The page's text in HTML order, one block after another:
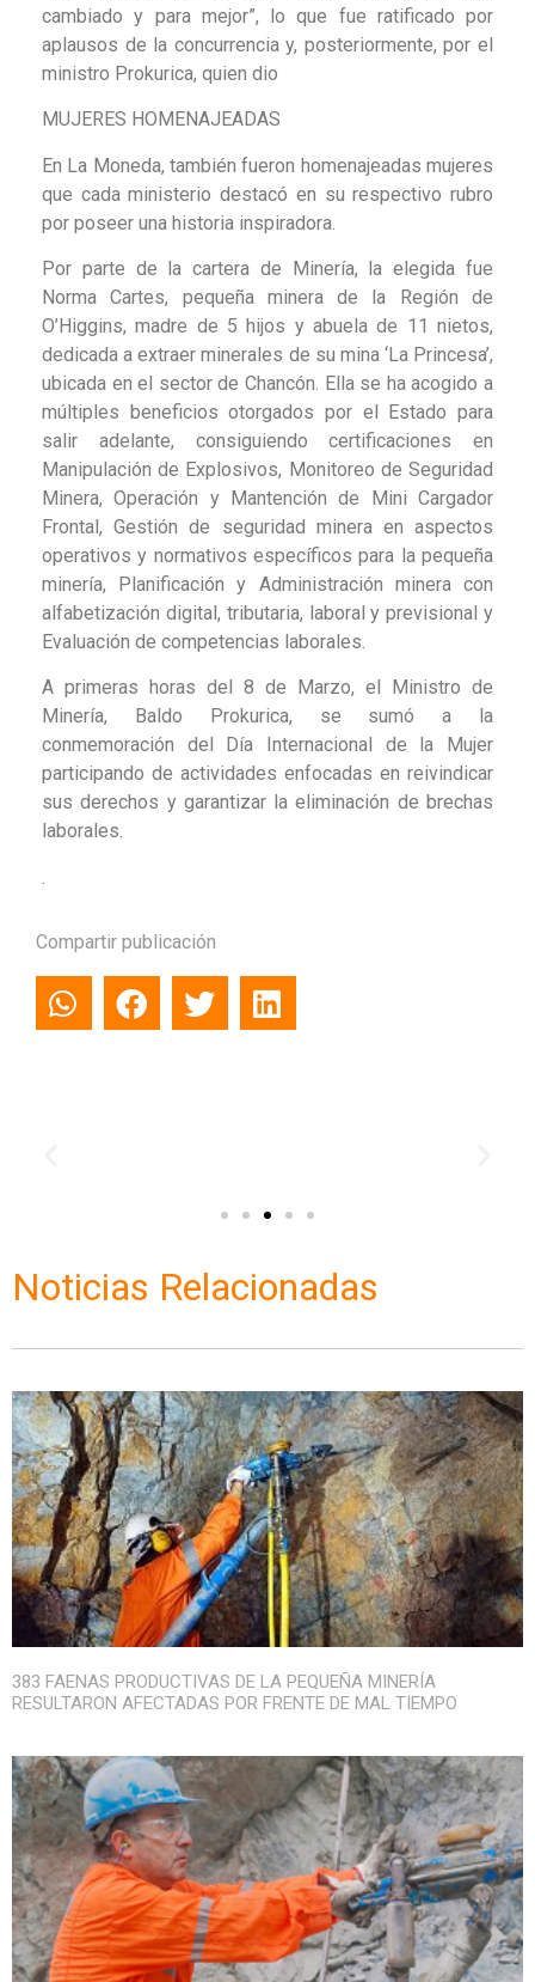
cambiado y para mejor”, lo que fue ratificado por
aplausos de la concurrencia y, posteriormente, por el
ministro Prokurica, quien dio
MUJERES HOMENAJEADAS
En La Moneda, también fueron homenajeadas mujeres
que cada ministerio destacó en su respectivo rubro
por poseer una historia inspiradora.
Por parte de la cartera de Minería, la elegida fue
Norma Cartes, pequeña minera de la Región de
O’Higgins, madre de 5 hijos y abuela de 11 nietos,
dedicada a extraer minerales de su mina ‘La Princesa’,
ubicada en el sector de Chancón. Ella se ha acogido a
múltiples beneficios otorgados por el Estado para
salir adelante, consiguiendo certificaciones en
Manipulación de Explosivos, Monitoreo de Seguridad
Minera, Operación y Mantención de Mini Cargador
Frontal, Gestión de seguridad minera en aspectos
operativos y normativos específicos para la pequeña
minería, Planificación y Administración minera con
alfabetización digital, tributaria, laboral y previsional y
Evaluación de competencias laborales.
A primeras horas del 8 de Marzo, el Ministro de
Minería, Baldo Prokurica, se sumó a la
conmemoración del Día Internacional de la Mujer
participando de actividades enfocadas en reivindicar
sus derechos y garantizar la eliminación de brechas
laborales.
Compartir publicación
Noticias Relacionadas
383 FAENAS PRODUCTIVAS DE LA PEQUEÑA MINERÍA
RESULTARON AFECTADAS POR FRENTE DE MAL TIEMPO